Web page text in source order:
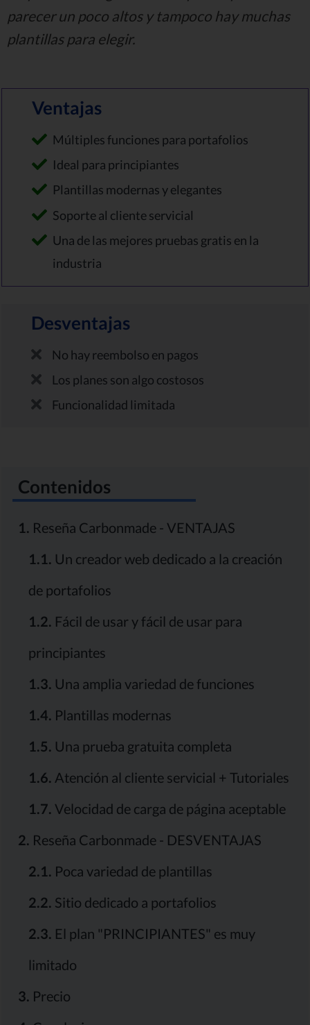
parecer un poco altos y tampoco hay muchas
plantillas para elegir.
Ventajas
Múltiples funciones para portafolios
Ideal para principiantes
Plantillas modernas y elegantes
Soporte al cliente servicial
Una de las mejores pruebas gratis en la
industria
Desventajas
No hay reembolso en pagos
Los planes son algo costosos
Funcionalidad limitada
Contenidos
1. Reseña Carbonmade - VENTAJAS
1.1. Un creador web dedicado a la creación
de portafolios
1.2. Fácil de usar y fácil de usar para
principiantes
1.3. Una amplia variedad de funciones
1.4. Plantillas modernas
1.5. Una prueba gratuita completa
1.6. Atención al cliente servicial + Tutoriales
1.7. Velocidad de carga de página aceptable
2. Reseña Carbonmade - DESVENTAJAS
2.1. Poca variedad de plantillas
2.2. Sitio dedicado a portafolios
2.3. El plan "PRINCIPIANTES" es muy
limitado
3. Precio